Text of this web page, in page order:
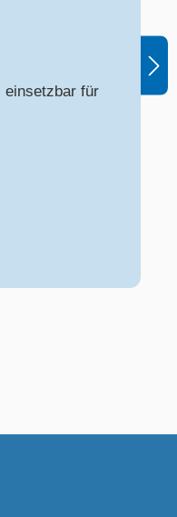
einsetzbar für